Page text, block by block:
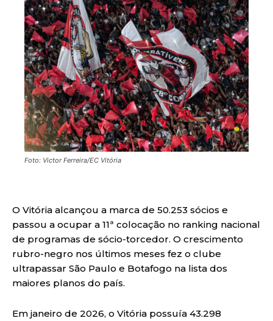
Foto: Victor Ferreira/EC Vitória
O Vitória alcançou a marca de 50.253 sócios e
passou a ocupar a 11ª colocação no ranking nacional
de programas de sócio-torcedor. O crescimento
rubro-negro nos últimos meses fez o clube
ultrapassar São Paulo e Botafogo na lista dos
maiores planos do país.
Em janeiro de 2026, o Vitória possuía 43.298